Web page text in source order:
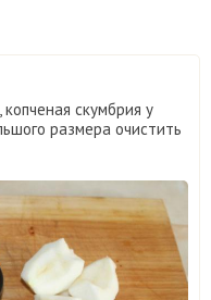
скумбрия у
размера очистить